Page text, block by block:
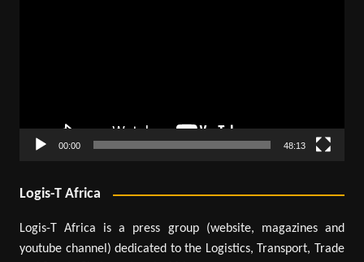
00:00 48:13
Logis-T Africa
Logis-T Africa is a press group (website, magazines and
youtube channel) dedicated to the Logistics, Transport, Trade